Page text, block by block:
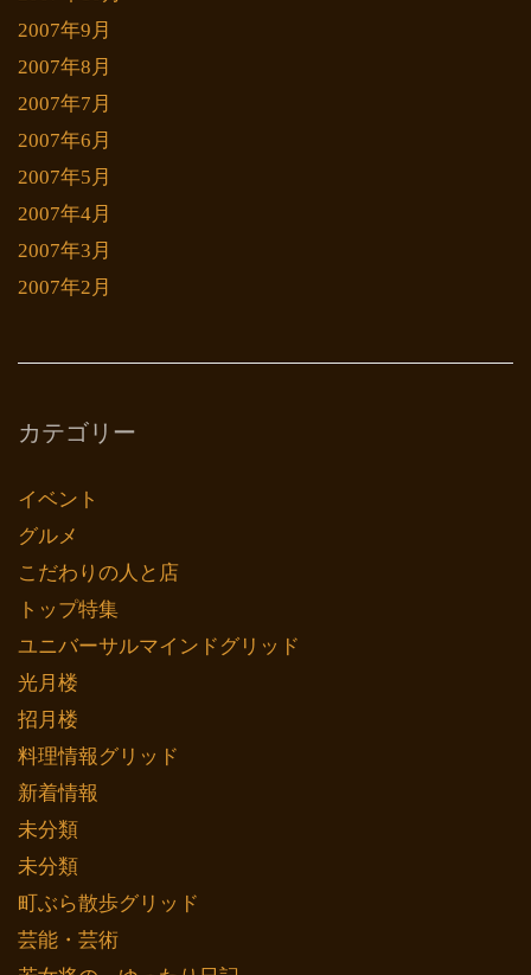
2007年9月
2007年8月
2007年7月
2007年6月
2007年5月
2007年4月
2007年3月
2007年2月
カテゴリー
イベント
グルメ
こだわりの人と店
トップ特集
ユニバーサルマインドグリッド
光月楼
招月楼
料理情報グリッド
新着情報
未分類
未分類
町ぶら散歩グリッド
芸能・芸術